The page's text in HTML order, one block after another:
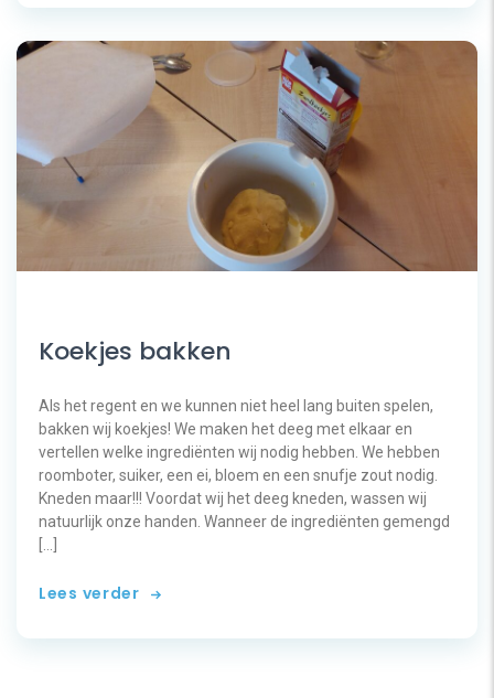
Koekjes bakken
Als het regent en we kunnen niet heel lang buiten spelen,
bakken wij koekjes! We maken het deeg met elkaar en
vertellen welke ingrediënten wij nodig hebben. We hebben
roomboter, suiker, een ei, bloem en een snufje zout nodig.
Kneden maar!!! Voordat wij het deeg kneden, wassen wij
natuurlijk onze handen. Wanneer de ingrediënten gemengd
Lees verder